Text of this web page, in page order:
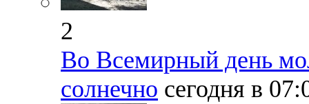
2
Во Всемирный день
солнечно сегодня в